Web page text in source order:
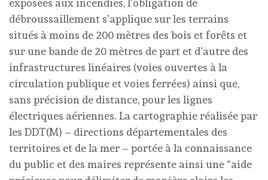
exposées aux incendies, l’obligation de
débroussaillement s’applique sur les terrains
situés à moins de 200 mètres des bois et forêts et
sur une bande de 20 mètres de part et d’autre des
infrastructures linéaires (voies ouvertes à la
circulation publique et voies ferrées) ainsi que,
sans précision de distance, pour les lignes
électriques aériennes. La cartographie réalisée par
les DDT(M) – directions départementales des
territoires et de la mer – portée à la connaissance
du public et des maires représente ainsi une “aide